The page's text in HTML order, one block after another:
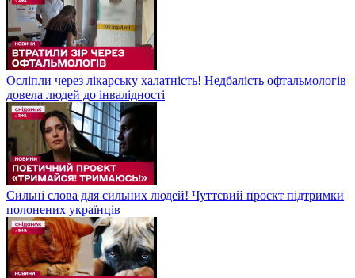
Осліпли через лікарську халатність! Недбалість офтальмологів
довела людей до інвалідності
Сильні слова для сильних людей! Чуттєвий проєкт підтримки
полонених українців